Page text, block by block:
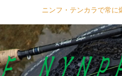
ニンフ・テンカラで常に